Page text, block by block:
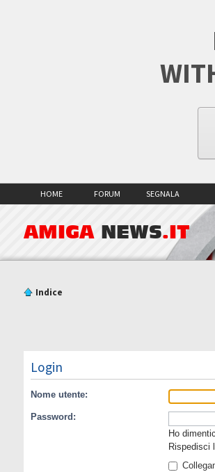
HOME FORUM SEGNALA
AMIGA NEWS.IT
Indice
Login
Nome utente:
Password:
Ho
Rispedisci